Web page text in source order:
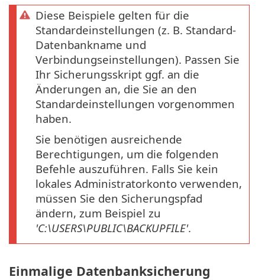
Diese Beispiele gelten für die
Standardeinstellungen (z. B. Standard-
Datenbankname und
Verbindungseinstellungen). Passen Sie
Ihr Sicherungsskript ggf. an die
Änderungen an, die Sie an den
Standardeinstellungen vorgenommen
haben.
Sie benötigen ausreichende
Berechtigungen, um die folgenden
Befehle auszuführen. Falls Sie kein
lokales Administratorkonto verwenden,
müssen Sie den Sicherungspfad
ändern, zum Beispiel zu
'C:\USERS\PUBLIC\BACKUPFILE'.
Einmalige Datenbanksicherung